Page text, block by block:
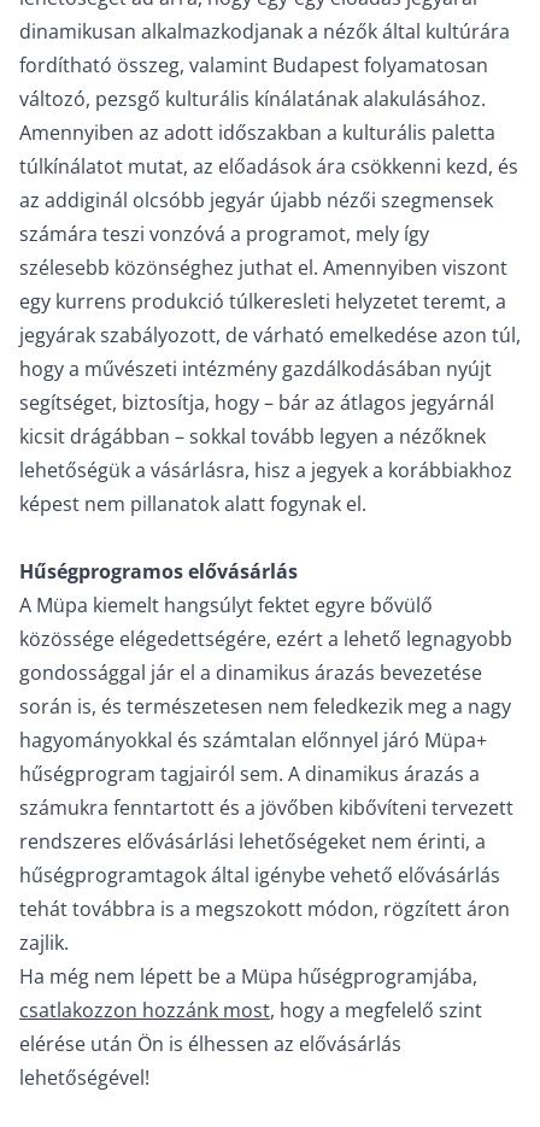
dinamikusan alkalmazkodjanak a nézők által kultúrára
fordítható összeg, valamint Budapest folyamatosan
változó, pezsgő kulturális kínálatának alakulásához.
Amennyiben az adott időszakban a kulturális paletta
túlkínálatot mutat, az előadások ára csökkenni kezd, és
az addiginál olcsóbb jegyár újabb nézői szegmensek
számára teszi vonzóvá a programot, mely így
szélesebb közönséghez juthat el. Amennyiben viszont
egy kurrens produkció túlkeresleti helyzetet teremt, a
jegyárak szabályozott, de várható emelkedése azon túl,
hogy a művészeti intézmény gazdálkodásában nyújt
segítséget, biztosítja, hogy – bár az átlagos jegyárnál
kicsit drágábban – sokkal tovább legyen a nézőknek
lehetőségük a vásárlásra, hisz a jegyek a korábbiakhoz
képest nem pillanatok alatt fogynak el.
Hűségprogramos elővásárlás
A Müpa kiemelt hangsúlyt fektet egyre bővülő
közössége elégedettségére, ezért a lehető legnagyobb
gondossággal jár el a dinamikus árazás bevezetése
során is, és természetesen nem feledkezik meg a nagy
hagyományokkal és számtalan előnnyel járó Müpa+
hűségprogram tagjairól sem. A dinamikus árazás a
számukra fenntartott és a jövőben kibővíteni tervezett
rendszeres elővásárlási lehetőségeket nem érinti, a
hűségprogramtagok által igénybe vehető elővásárlás
tehát továbbra is a megszokott módon, rögzített áron
zajlik.
Ha még nem lépett be a Müpa hűségprogramjába,
csatlakozzon hozzánk most, hogy a megfelelő szint
elérése után Ön is élhessen az elővásárlás
lehetőségével!